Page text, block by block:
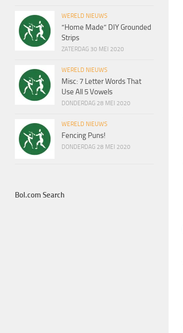
WERELD NIEUWS
“Home Made” DIY Grounded
Strips
ZATERDAG 30 MEI 2020
WERELD NIEUWS
Misc: 7 Letter Words That
Use All 5 Vowels
DONDERDAG 28 MEI 2020
WERELD NIEUWS
Fencing Puns!
DONDERDAG 28 MEI 2020
Bol.com Search